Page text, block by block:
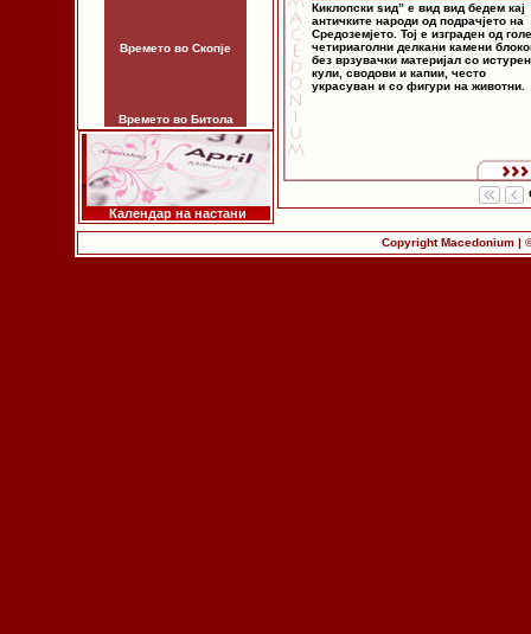
Времето во Скопје
Времето во Битола
Календар на настани
Киклопски ѕид” е вид вид бедем кај
античките народи од подрачјето на
Средоземјето. Тој е изграден од
четириаголни делкани камени
без врзувачки материјал со
кули, сводови и капии, често
украсуван и со фигури на животни.
Copyright Macedonium |